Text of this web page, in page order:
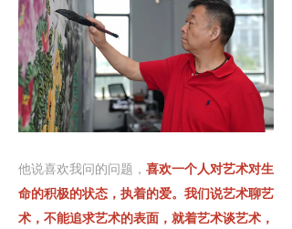
他说喜欢我问的问题， 喜欢一个人对艺术对生
命的积极的状态，执着的爱。我们说艺术聊艺
术，不能追求艺术的表面，就着艺术谈艺术，